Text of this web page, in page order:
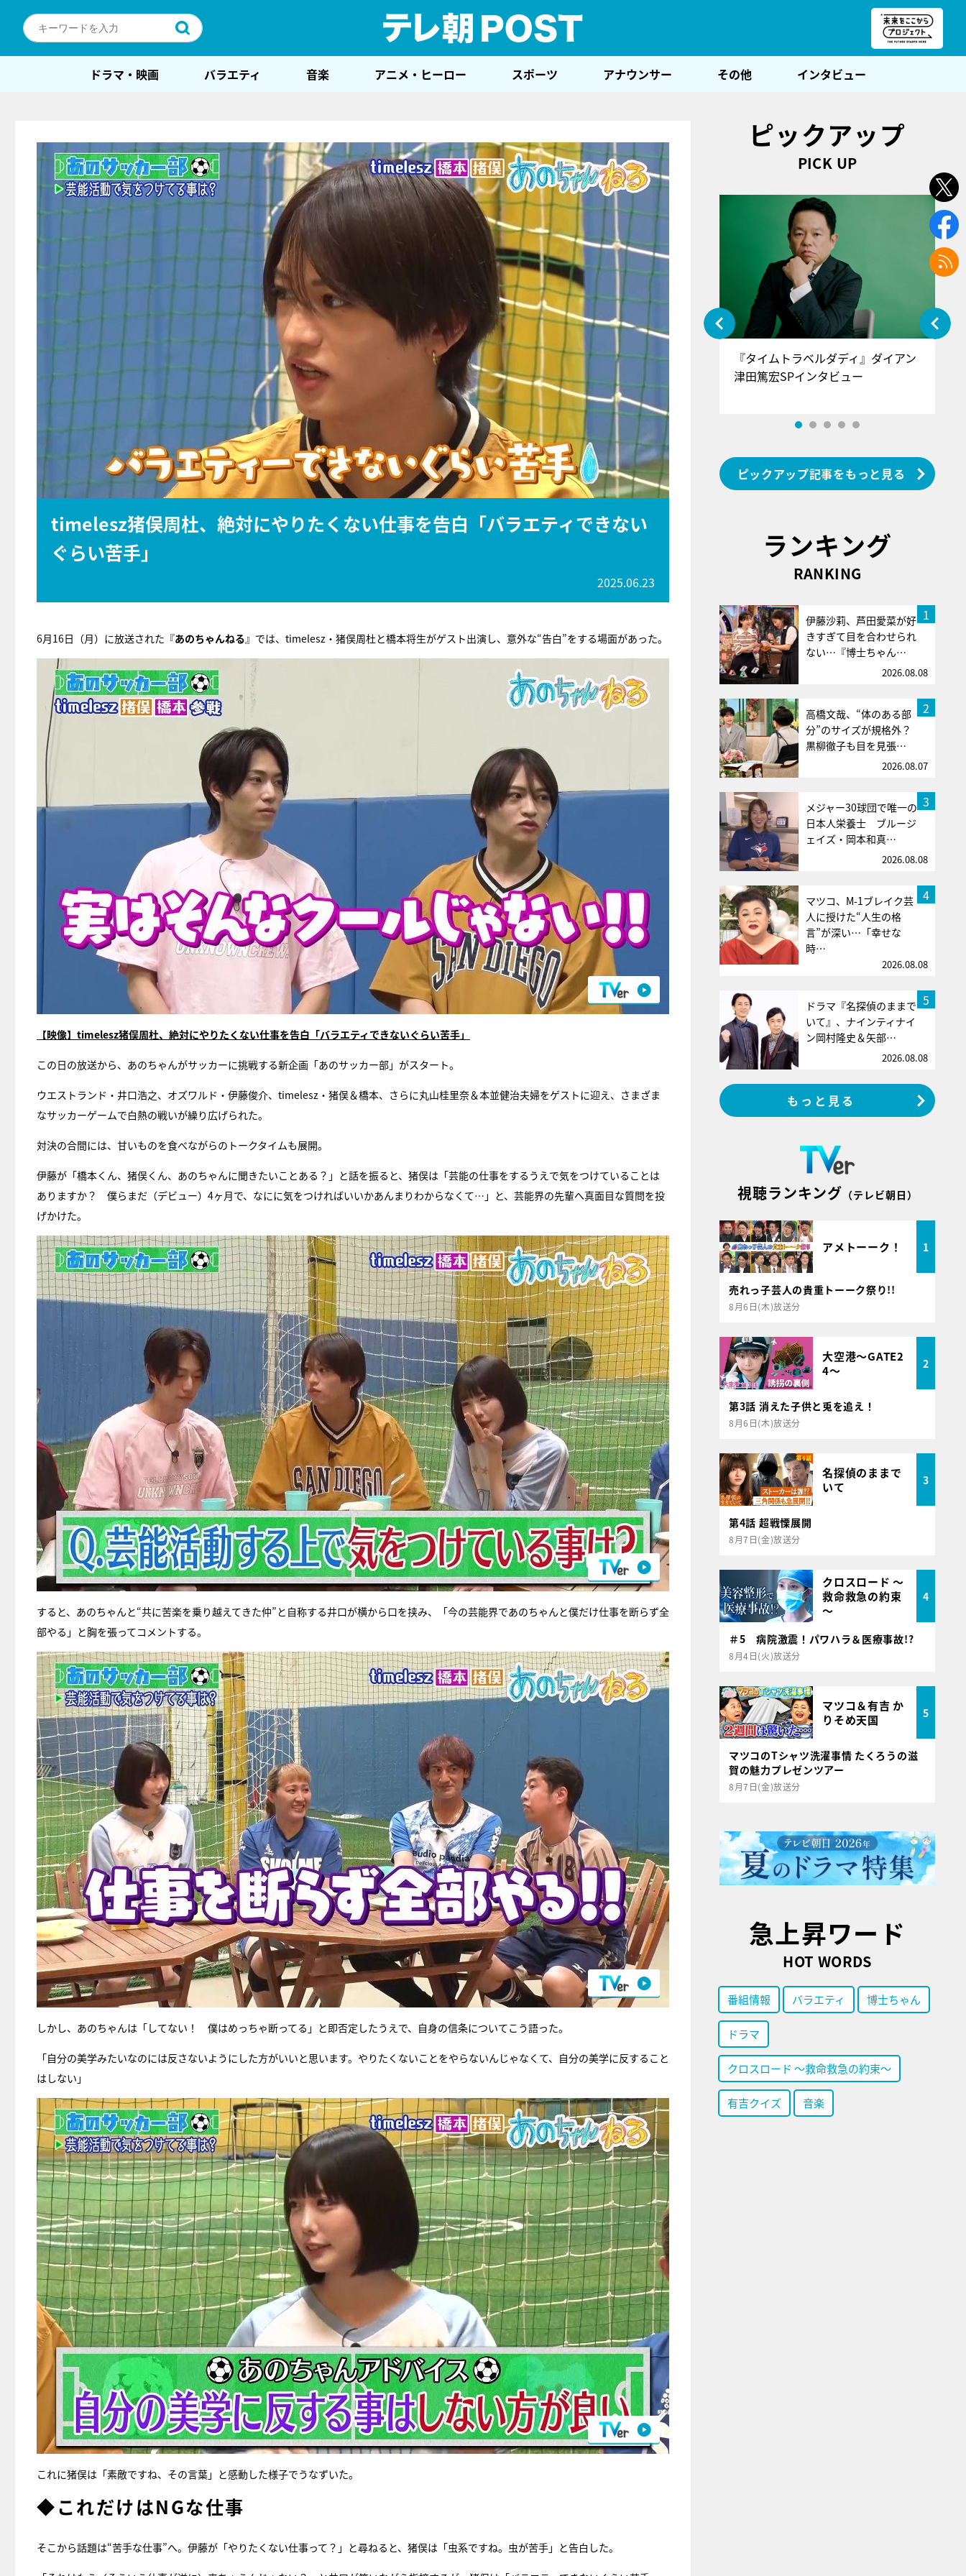
ドラマ・映画 バラエティ 音楽 アニメ・ヒーロー スポーツ アナウンサー その他 インタビュー
timelesz猪俣周杜、絶対にやりたくない仕事を告白「バラエティできない
ぐらい苦手」
2025.06.23
6月16日（月）に放送された『あのちゃんねる』では、timelesz・猪俣周杜と橋本将生がゲスト出演し、意外な“告白”をする場面があった。
【映像】timelesz猪俣周杜、絶対にやりたくない仕事を告白「バラエティできないぐらい苦手」
この日の放送から、あのちゃんがサッカーに挑戦する新企画「あのサッカー部」がスタート。
ウエストランド・井口浩之、オズワルド・伊藤俊介、timelesz・猪俣＆橋本、さらに丸山桂里奈＆本並健治夫婦をゲストに迎え、さまざま
なサッカーゲームで白熱の戦いが繰り広げられた。
対決の合間には、甘いものを食べながらのトークタイムも展開。
伊藤が「橋本くん、猪俣くん、あのちゃんに聞きたいことある？」と話を振ると、猪俣は「芸能の仕事をするうえで気をつけていることは
ありますか？ 僕らまだ（デビュー）4ヶ月で、なにに気をつければいいかあんまりわからなくて…」と、芸能界の先輩へ真面目な質問を投
げかけた。
すると、あのちゃんと“共に苦楽を乗り越えてきた仲”と自称する井口が横から口を挟み、「今の芸能界であのちゃんと僕だけ仕事を断らず全
部やる」と胸を張ってコメントする。
しかし、あのちゃんは「してない！ 僕はめっちゃ断ってる」と即否定したうえで、自身の信条についてこう語った。
「自分の美学みたいなのには反さないようにした方がいいと思います。やりたくないことをやらないんじゃなくて、自分の美学に反すること
はしない」
これに猪俣は「素敵ですね、その言葉」と感動した様子でうなずいた。
◆これだけはNGな仕事
そこから話題は“苦手な仕事”へ。伊藤が「やりたくない仕事って？」と尋ねると、猪俣は「虫系ですね。虫が苦手」と告白した。
ピックアップ
PICK UP
『アイ＝ラブ！げーみんぐ』＝LOV
E齋藤樹愛羅＆佐々木舞香SPインタ
ビュー
『タイムトラベルダディ』ダイアン
津田篤宏SPインタビュー
ピックアップ記事をもっと見る
ランキング
RANKING
1
伊藤沙莉、芦田愛菜が好
きすぎて目を合わせられ
ない…『博士ちゃん…
2026.08.08
2
高橋文哉、“体のある部
分”のサイズが規格外？
黒柳徹子も目を見張…
2026.08.07
3
メジャー30球団で唯一の
日本人栄養士 ブルージ
ェイズ・岡本和真…
2026.08.08
4
マツコ、M-1ブレイク芸
人に授けた“人生の格
言”が深い…「幸せな
時…
2026.08.08
5
ドラマ『名探偵のままで
いて』、ナインティナイ
ン岡村隆史＆矢部…
2026.08.08
もっと見る
視聴ランキング （テレビ朝日）
アメトーーク！ 1
売れっ子芸人の貴重トーーク祭り!!
8月6日(木)放送分
大空港～GATE2
4～
2
第3話 消えた子供と兎を追え！
8月6日(木)放送分
名探偵のままで
いて
3
第4話 超戦慄展開
8月7日(金)放送分
クロスロード ～
救命救急の約束
～
4
＃5 病院激震！パワハラ＆医療事故!?
8月4日(火)放送分
マツコ＆有吉 か
りそめ天国
5
マツコのTシャツ洗濯事情 たくろうの滋
賀の魅力プレゼンツアー
8月7日(金)放送分
急上昇ワード
HOT WORDS
番組情報 バラエティ 博士ちゃん
ドラマ
クロスロード ～救命救急の約束～
有吉クイズ 音楽